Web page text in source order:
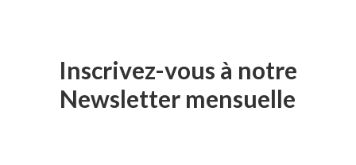
Inscrivez-vous à notre
Newsletter mensuelle